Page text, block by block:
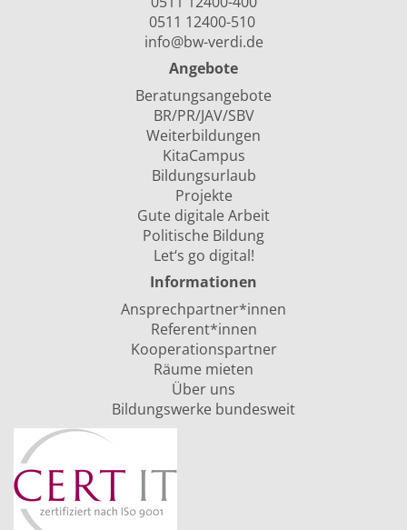
0511 12400-510
info@bw-verdi.de
Angebote
Beratungsangebote
BR/PR/JAV/SBV
Weiterbildungen
KitaCampus
Bildungsurlaub
Projekte
Gute digitale Arbeit
Politische Bildung
Let‘s go digital!
Informationen
Ansprechpartner*innen
Referent*innen
Kooperationspartner
Räume mieten
Über uns
Bildungswerke bundesweit